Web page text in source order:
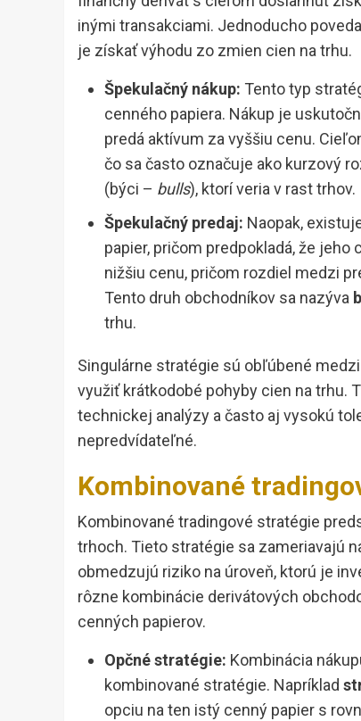
inými transakciami. Jednoducho
je získať výhodu zo zmien cien na trhu.
Špekulačný nákup: Tento typ
cenného papiera. Nákup je
predá aktívum za vyššiu cenu.
čo sa často označuje ako kurzový
(býci – bulls), ktorí veria v rast trhov.
Špekulačný predaj: Naopak,
papier, pričom predpokladá, že
nižšiu cenu, pričom rozdiel medzi
Tento druh obchodníkov sa nazýva
trhu.
Singulárne stratégie sú obľúbené
využiť krátkodobé pohyby cien na trhu.
technickej analýzy a často aj vysokú
nepredvídateľné.
Kombinované
Kombinované tradingové stratégie
trhoch. Tieto stratégie sa zameriavajú
obmedzujú riziko na úroveň, ktorú je
rôzne kombinácie derivátových
cenných papierov.
Opčné stratégie: Kombinácia
kombinované stratégie. Napríklad
opciu na ten istý cenný papier s